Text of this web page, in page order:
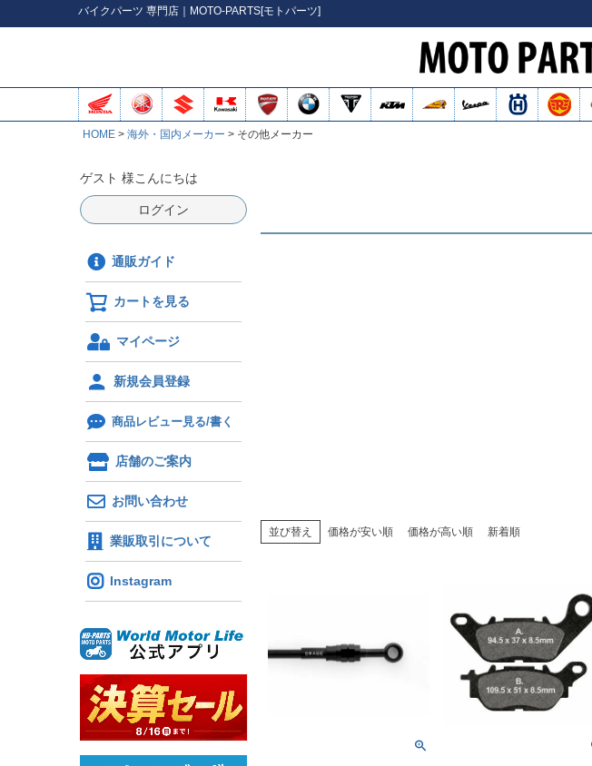
バイクパーツ 専門店｜MOTO-PARTS[モトパーツ]
HOME 海外・国内メーカー その他メーカー
ゲスト 様こんにちは
ログイン
通販ガイド
カートを見る
マイページ
新規会員登録
商品レビュー見る/書く
店舗のご案内
お問い合わせ
業販取引について
Instagram
並び替え 価格が安い順 価格が高い順 新着順